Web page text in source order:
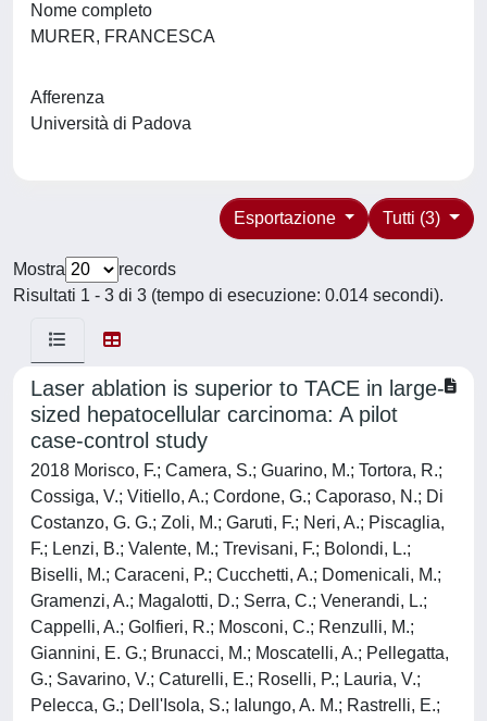
Nome completo
MURER, FRANCESCA
Afferenza
Università di Padova
Tutti (3)
Esportazione
Mostra
records
Risultati 1 - 3 di 3 (tempo di esecuzione: 0.014 secondi).
Laser ablation is superior to TACE in large-
sized hepatocellular carcinoma: A pilot
case-control study
2018 Morisco, F.; Camera, S.; Guarino, M.; Tortora, R.;
Cossiga, V.; Vitiello, A.; Cordone, G.; Caporaso, N.; Di
Costanzo, G. G.; Zoli, M.; Garuti, F.; Neri, A.; Piscaglia,
F.; Lenzi, B.; Valente, M.; Trevisani, F.; Bolondi, L.;
Biselli, M.; Caraceni, P.; Cucchetti, A.; Domenicali, M.;
Gramenzi, A.; Magalotti, D.; Serra, C.; Venerandi, L.;
Cappelli, A.; Golfieri, R.; Mosconi, C.; Renzulli, M.;
Giannini, E. G.; Brunacci, M.; Moscatelli, A.; Pellegatta,
G.; Savarino, V.; Caturelli, E.; Roselli, P.; Lauria, V.;
Pelecca, G.; Dell'Isola, S.; Ialungo, A. M.; Rastrelli, E.;